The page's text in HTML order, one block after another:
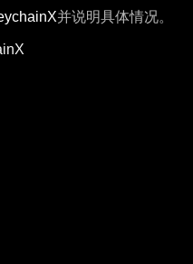
并说明具体情况。